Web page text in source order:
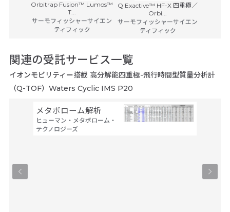
Orbitrap Fusion™ Lumos™
T...
サーモフィッシャーサイエン
ティフィック
Q Exactive™ HF-X 四重極／
Orbi...
サーモフィッシャーサイエン
ティフィック
関連の受託サービス一覧
イオンモビリティー搭載 高分解能四重極-飛行時間型質量分析計
（Q-TOF）Waters Cyclic IMS P20
メタボローム解析
ヒューマン・メタボローム・
テクノロジーズ